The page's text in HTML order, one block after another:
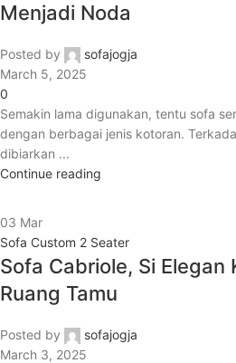
Menjadi Noda
Posted by
sofajogja
March 5, 2025
0
Semakin lama digunakan, tentu sofa
dengan berbagai jenis kotoran.
dibiarkan ...
Continue reading
03 Mar
Sofa Custom 2 Seater
Sofa Cabriole, Si Elegan
Ruang Tamu
Posted by
sofajogja
March 3, 2025